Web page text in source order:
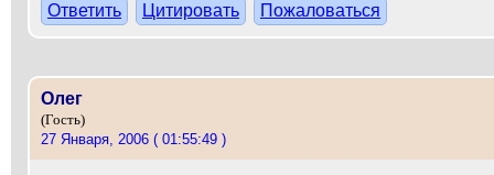
Ответить Цитировать Пожаловаться
Олег
(Гость)
27 Января, 2006 ( 01:55:49 )